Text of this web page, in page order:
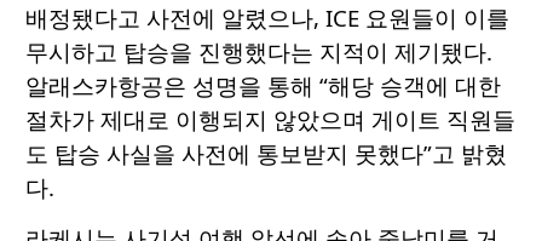
배정됐다고 사전에 알렸으나, ICE 요원들이 이를
무시하고 탑승을 진행했다는 지적이 제기됐다.
알래스카항공은 성명을 통해 “해당 승객에 대한
절차가 제대로 이행되지 않았으며 게이트 직원들
도 탑승 사실을 사전에 통보받지 못했다”고 밝혔
다.